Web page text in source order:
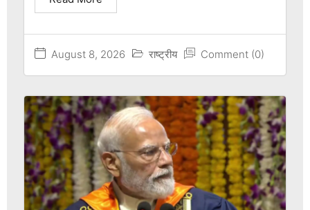
August 8, 2026 राष्ट्रीय Comment (0)